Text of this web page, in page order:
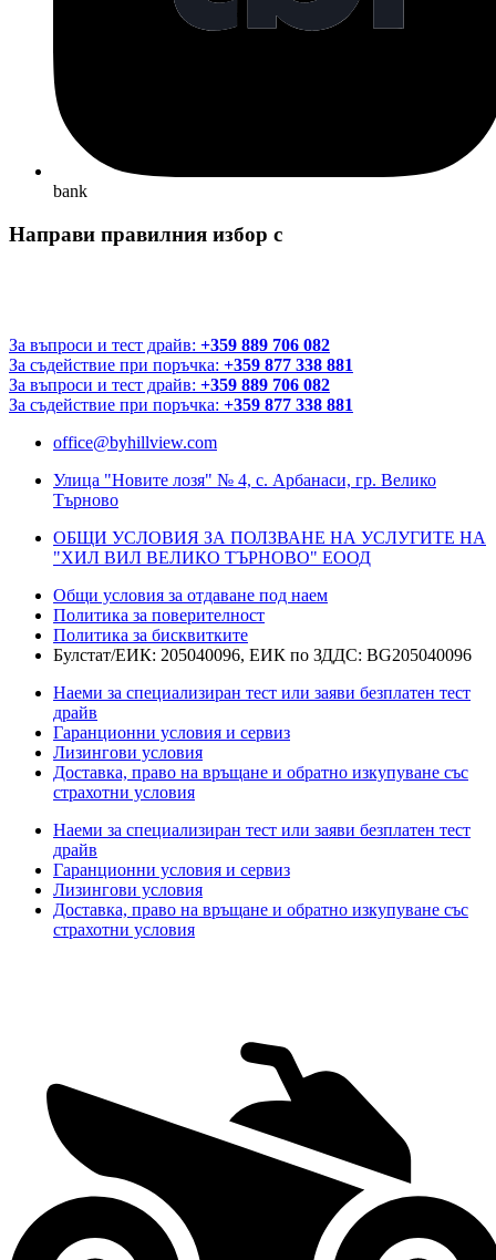
bank
Направи правилния избор с
За въпроси и тест драйв: +359 889 706 082
За съдействие при поръчка: +359 877 338 881
За въпроси и тест драйв: +359 889 706 082
За съдействие при поръчка: +359 877 338 881
office@byhillview.com
Улица "Новите лозя" № 4, с. Арбанаси, гр. Велико
Търново
ОБЩИ УСЛОВИЯ ЗА ПОЛЗВАНЕ НА УСЛУГИТЕ НА
"ХИЛ ВИЛ ВЕЛИКО ТЪРНОВО" ЕООД
Общи условия за отдаване под наем
Политика за поверителност
Политика за бисквитките
Булстат/ЕИК: 205040096, ЕИК по ЗДДС: BG205040096
Наеми за специализиран тест или заяви безплатен тест
драйв
Гаранционни условия и сервиз
Лизингови условия
Доставка, право на връщане и обратно изкупуване със
страхотни условия
Наеми за специализиран тест или заяви безплатен тест
драйв
Гаранционни условия и сервиз
Лизингови условия
Доставка, право на връщане и обратно изкупуване със
страхотни условия